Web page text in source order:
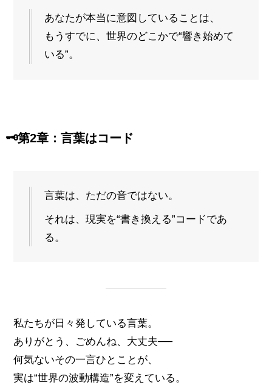
あなたが本当に意図していることは、
もうすでに、世界のどこかで“響き始めて
いる”。
🗝️第2章：言葉はコード
言葉は、ただの音ではない。
それは、現実を“書き換える”コードであ
る。
私たちが日々発している言葉。
ありがとう、ごめんね、大丈夫──
何気ないその一言ひとことが、
実は“世界の波動構造”を変えている。